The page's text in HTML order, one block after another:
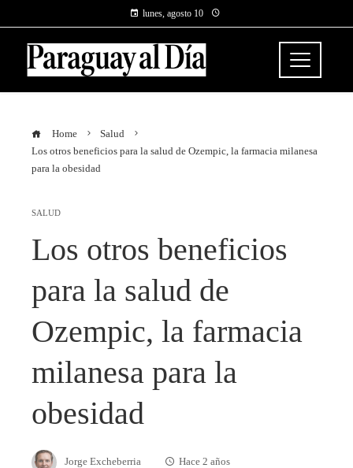
lunes, agosto 10
Home
Salud
Los otros beneficios para la salud de Ozempic, la farmacia milanesa
para la obesidad
SALUD
Los otros beneficios
para la salud de
Ozempic, la farmacia
milanesa para la
obesidad
Jorge Excheberria Hace 2 años